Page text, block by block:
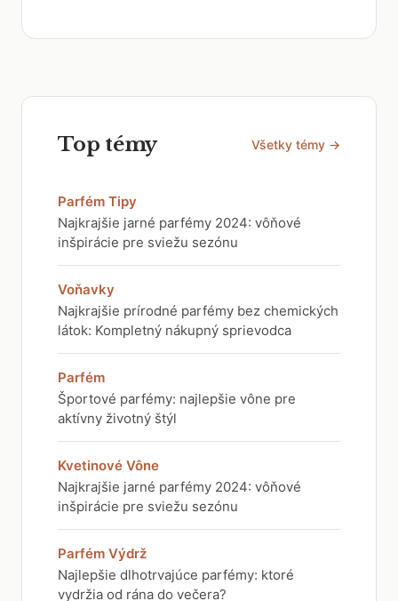
Top témy Všetky témy →
Parfém Tipy
Najkrajšie jarné parfémy 2024: vôňové
inšpirácie pre sviežu sezónu
Voňavky
Najkrajšie prírodné parfémy bez chemických
látok: Kompletný nákupný sprievodca
Parfém
Športové parfémy: najlepšie vône pre
aktívny životný štýl
Kvetinové Vône
Najkrajšie jarné parfémy 2024: vôňové
inšpirácie pre sviežu sezónu
Parfém Výdrž
Najlepšie dlhotrvajúce parfémy: ktoré
vydržia od rána do večera?